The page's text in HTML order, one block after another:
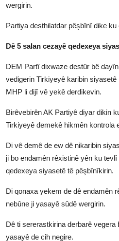
wergirin.
Partiya desthilatdar pêşbînî dike
Dê 5 salan cezayê qedexeya
DEM Partî dixwaze destûr bê
vedigerin Tirkiyeyê karibin
MHP li dijî vê yekê derdikevin.
Birêvebirên AK Partiyê diyar dikin
Tirkiyeyê demekê hikmên kontrola
Di vê demê de ew dê nikaribin
ji bo endamên rêxistinê yên ku
qedexeya siyasetê tê pêşbînîkirin.
Di qonaxa yekem de dê endamên
nebûne ji yasayê sûdê wergirin.
Dê ti sererastkirina derbarê vegera
yasayê de cih negire.